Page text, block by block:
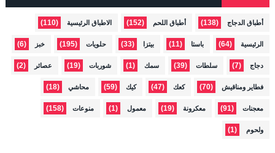
أطباق الدجاج (138) أطباق اللحم (152) الاطباق الرئيسية (110)
الرئيسية (64) باستا (11) بيتزا (33) حلويات (195) خبز (6)
دجاج (7) سلطات (39) سمك (1) شوربات (19) عصائر (2)
فطاير ومناقيش (70) كعك (47) كيك (59) محاشي (18)
معجنات (91) معكرونة (19) معمول (1) منوعات (158)
ولحوم (1)